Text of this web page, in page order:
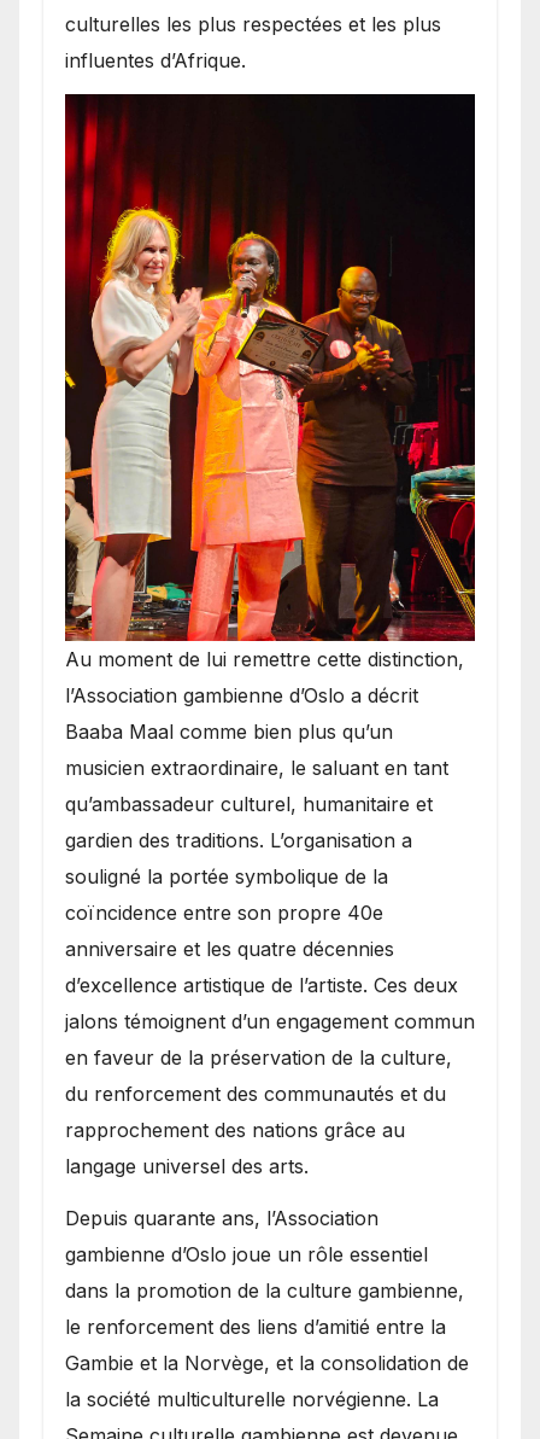
culturelles les plus respectées et les plus
influentes d’Afrique.
​Au moment de lui remettre cette distinction,
l’Association gambienne d’Oslo a décrit
Baaba Maal comme bien plus qu’un
musicien extraordinaire, le saluant en tant
qu’ambassadeur culturel, humanitaire et
gardien des traditions. L’organisation a
souligné la portée symbolique de la
coïncidence entre son propre 40e
anniversaire et les quatre décennies
d’excellence artistique de l’artiste. Ces deux
jalons témoignent d’un engagement commun
en faveur de la préservation de la culture,
du renforcement des communautés et du
rapprochement des nations grâce au
langage universel des arts.
​Depuis quarante ans, l’Association
gambienne d’Oslo joue un rôle essentiel
dans la promotion de la culture gambienne,
le renforcement des liens d’amitié entre la
Gambie et la Norvège, et la consolidation de
la société multiculturelle norvégienne. La